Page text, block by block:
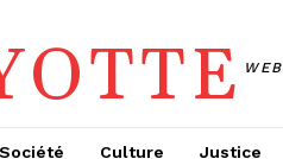
WEB
Société Culture Justice